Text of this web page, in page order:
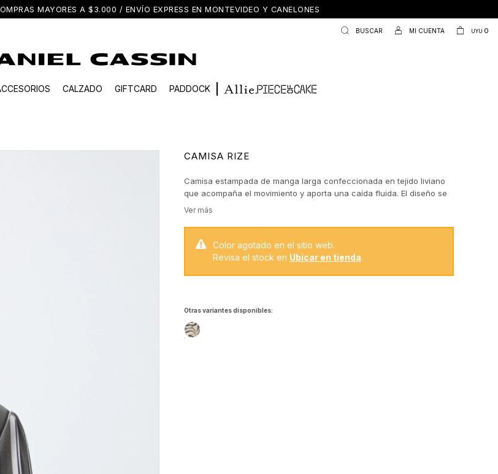
MAYORES A $3.000 / ENVÍO EXPRESS EN MONTEVIDEO Y CANELONES
CALZADO GIFTCARD PADDOCK
UYU 0
CAMISA RIZE
Camisa estampada de manga larga confeccionada en tejido liviano
que acompaña el movimiento y aporta una caída fluida. El diseño se
destaca por el detalle del cuello, con terminación sutil que suma
clásico y lo actual.
Color agotado en el sitio web.
Revisa el stock en Ubicar en tienda.
Otras variantes disponibles: